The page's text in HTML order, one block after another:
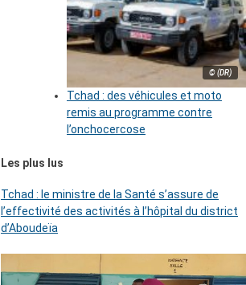
© (DR)
Tchad : des véhicules et moto
remis au programme contre
l’onchocercose
Les plus lus
Tchad : le ministre de la Santé s’assure de
l’effectivité des activités à l’hôpital du district
d’Aboudeïa